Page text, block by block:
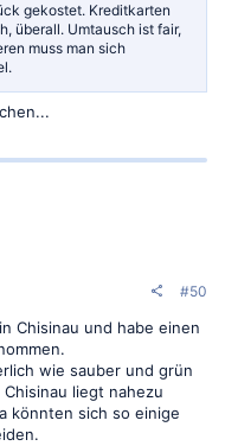
gekostet. Kreditkarten
überall. Umtausch ist fair,
muss man sich
#50
Chisinau und habe einen
wie sauber und grün
liegt nahezu
könnten sich so einige